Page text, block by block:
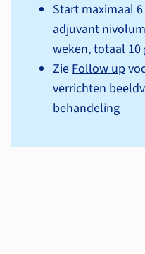
Start maximaal
adjuvant
weken, totaal 10
ZieFollow up
verrichten
behandeling